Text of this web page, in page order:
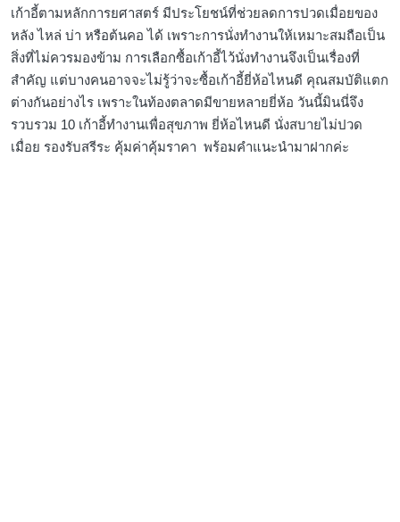
เก้าอี้ตามหลักการยศาสตร์ มีประโยชน์ที่ช่วยลดการปวดเมื่อยของ
หลัง ไหล่ บ่า หรือต้นคอ ได้ เพราะการนั่งทำงานให้เหมาะสมถือเป็น
สิ่งที่ไม่ควรมองข้าม การเลือกซื้อเก้าอี้ไว้นั่งทำงานจึงเป็นเรื่องที่
สำคัญ แต่บางคนอาจจะไม่รู้ว่าจะซื้อเก้าอี้ยี่ห้อไหนดี คุณสมบัติแตก
ต่างกันอย่างไร เพราะในท้องตลาดมีขายหลายยี่ห้อ วันนี้มินนี่จึง
รวบรวม 10 เก้าอี้ทำงานเพื่อสุขภาพ ยี่ห้อไหนดี นั่งสบายไม่ปวด
เมื่อย รองรับสรีระ คุ้มค่าคุ้มราคา พร้อมคำแนะนำมาฝากค่ะ